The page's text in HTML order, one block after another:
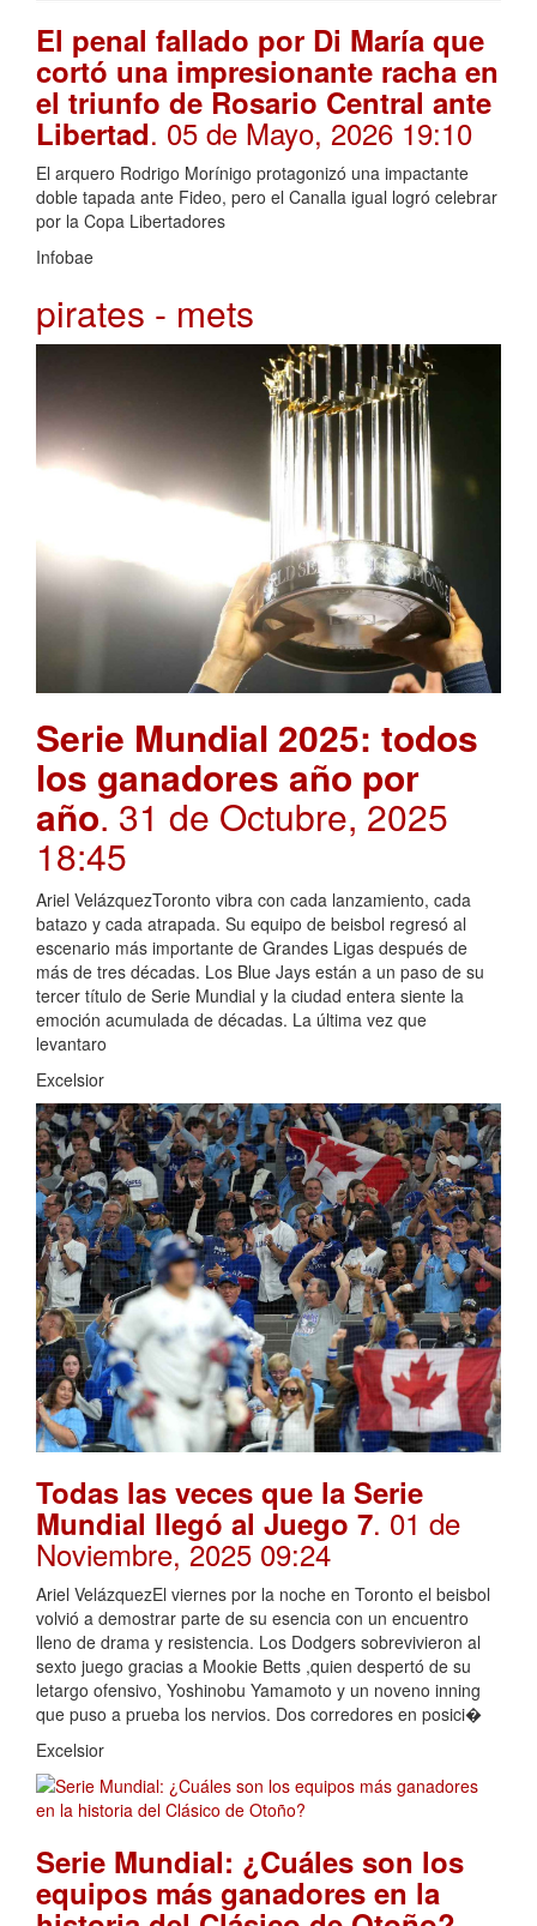
El penal fallado por Di María que
cortó una impresionante racha en
el triunfo de Rosario Central ante
Libertad. 05 de Mayo, 2026 19:10
El arquero Rodrigo Morínigo protagonizó una impactante
doble tapada ante Fideo, pero el Canalla igual logró celebrar
por la Copa Libertadores
Infobae
pirates - mets
Serie Mundial 2025: todos
los ganadores año por
año. 31 de Octubre, 2025
18:45
Ariel VelázquezToronto vibra con cada lanzamiento, cada
batazo y cada atrapada. Su equipo de beisbol regresó al
escenario más importante de Grandes Ligas después de
más de tres décadas. Los Blue Jays están a un paso de su
tercer título de Serie Mundial y la ciudad entera siente la
emoción acumulada de décadas. La última vez que
levantaro
Excelsior
Todas las veces que la Serie
Mundial llegó al Juego 7. 01 de
Noviembre, 2025 09:24
Ariel VelázquezEl viernes por la noche en Toronto el beisbol
volvió a demostrar parte de su esencia con un encuentro
lleno de drama y resistencia. Los Dodgers sobrevivieron al
sexto juego gracias a Mookie Betts ,quien despertó de su
letargo ofensivo, Yoshinobu Yamamoto y un noveno inning
que puso a prueba los nervios. Dos corredores en posici�
Excelsior
Serie Mundial: ¿Cuáles son los
equipos más ganadores en la